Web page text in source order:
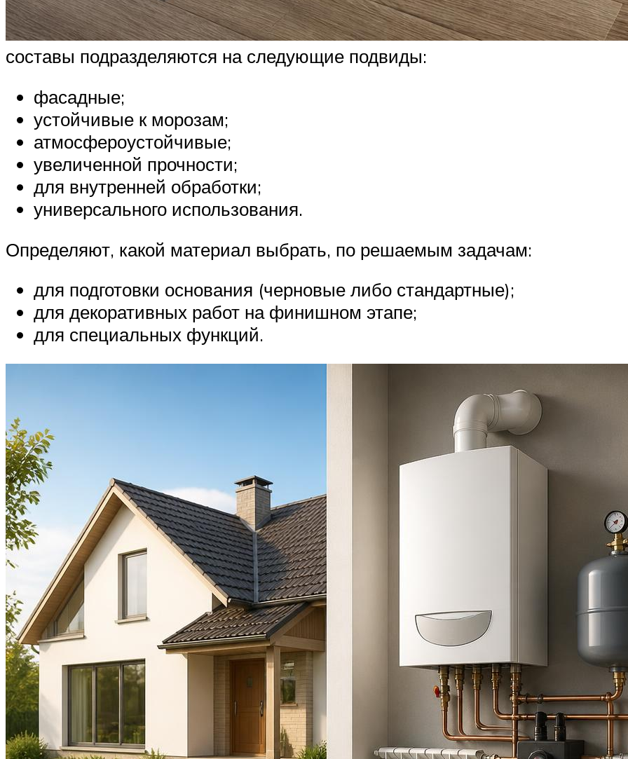
составы подразделяются на следующие подвиды:
фасадные;
устойчивые к морозам;
атмосфероустойчивые;
увеличенной прочности;
для внутренней обработки;
универсального использования.
Определяют, какой материал выбрать, по решаемым задачам:
для подготовки основания (черновые либо стандартные);
для декоративных работ на финишном этапе;
для специальных функций.